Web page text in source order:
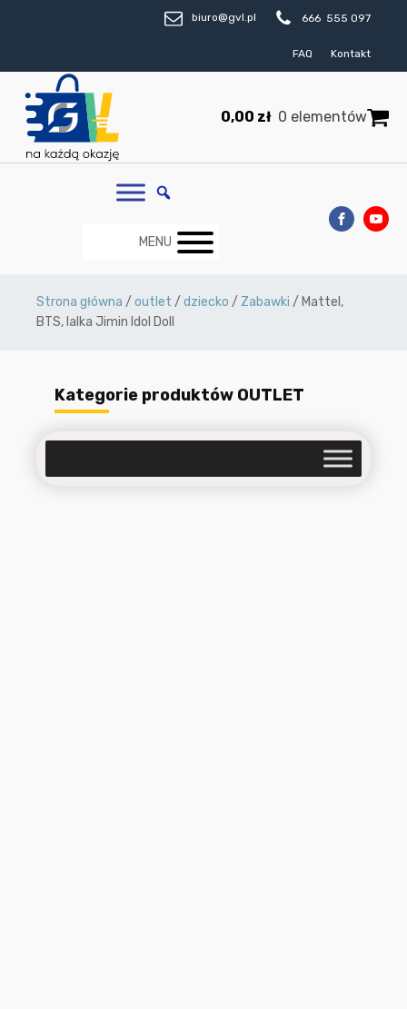
biuro@gvl.pl 666 555 097
FAQ Kontakt
0,00 zł 0 elementów
MENU
Strona główna / outlet / dziecko / Zabawki / Mattel,
BTS, lalka Jimin Idol Doll
Kategorie produktów OUTLET